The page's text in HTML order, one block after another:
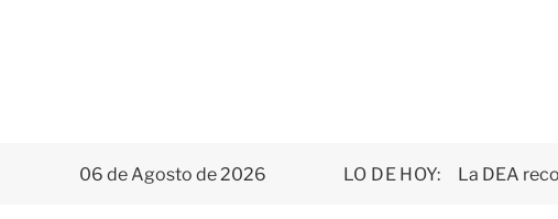
06 de Agosto de 2026 LO DE HOY: La DEA